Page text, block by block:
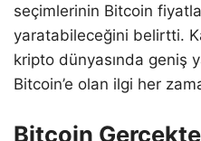
seçimlerinin Bitcoin
yaratabileceğini belirtti.
kripto dünyasında geniş
Bitcoin’e olan ilgi her
Bitcoin